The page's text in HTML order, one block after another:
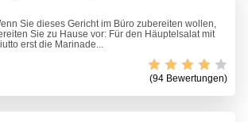
Sie dieses Gericht im Büro zubereiten wollen,
Sie zu Hause vor: Für den Häuptelsalat mit
erst die Marinade...
(94 Bewertungen)